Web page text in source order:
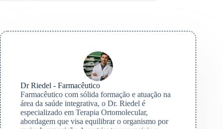
Dr Riedel - Farmacêutico
Farmacêutico com sólida formação e atuação na
área da saúde integrativa, o Dr. Riedel é
especializado em Terapia Ortomolecular,
abordagem que visa equilibrar o organismo por